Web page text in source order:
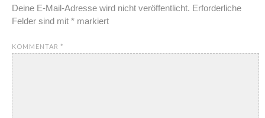
Deine E-Mail-Adresse wird nicht veröffentlicht. Erforderliche
Felder sind mit * markiert
KOMMENTAR *